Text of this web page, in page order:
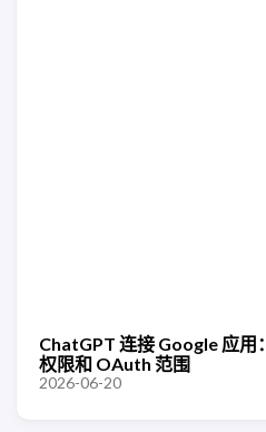
ChatGPT 连接 Google 应用
权限和 OAuth 范围
2026-06-20